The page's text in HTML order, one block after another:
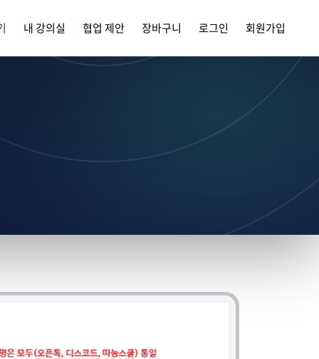
내 강의실 협업 제안 장바구니 로그인 회원가입